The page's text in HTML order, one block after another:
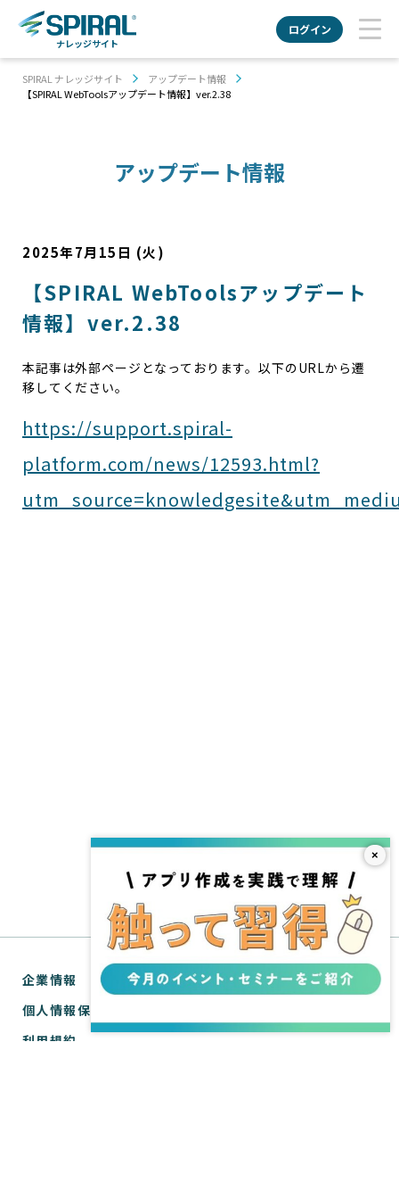
ナレッジサイト
ログイン
SPIRAL ナレッジサイト
アップデート情報
【SPIRAL WebToolsアップデート情報】ver.2.38
アップデート情報
2025年7月15日 (火)
【SPIRAL WebToolsアップデート
情報】ver.2.38
本記事は外部ページとなっております。以下のURLから遷
移してください。
https://support.spiral-
platform.com/news/12593.html?
企業情報
個人情報保護方針
利用規約
×